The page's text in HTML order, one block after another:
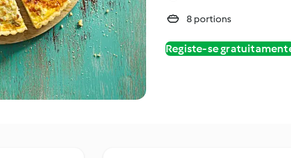
8 portions
Registe-se